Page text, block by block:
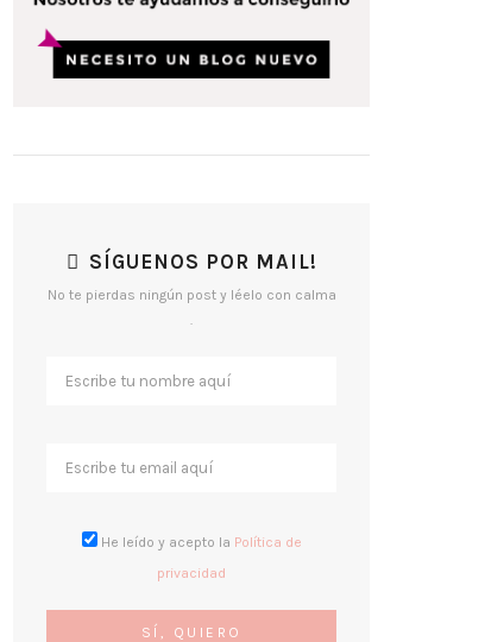
SÍGUENOS POR MAIL!
No te pierdas ningún post y léelo con calma
.
He leído y acepto la Política de
privacidad